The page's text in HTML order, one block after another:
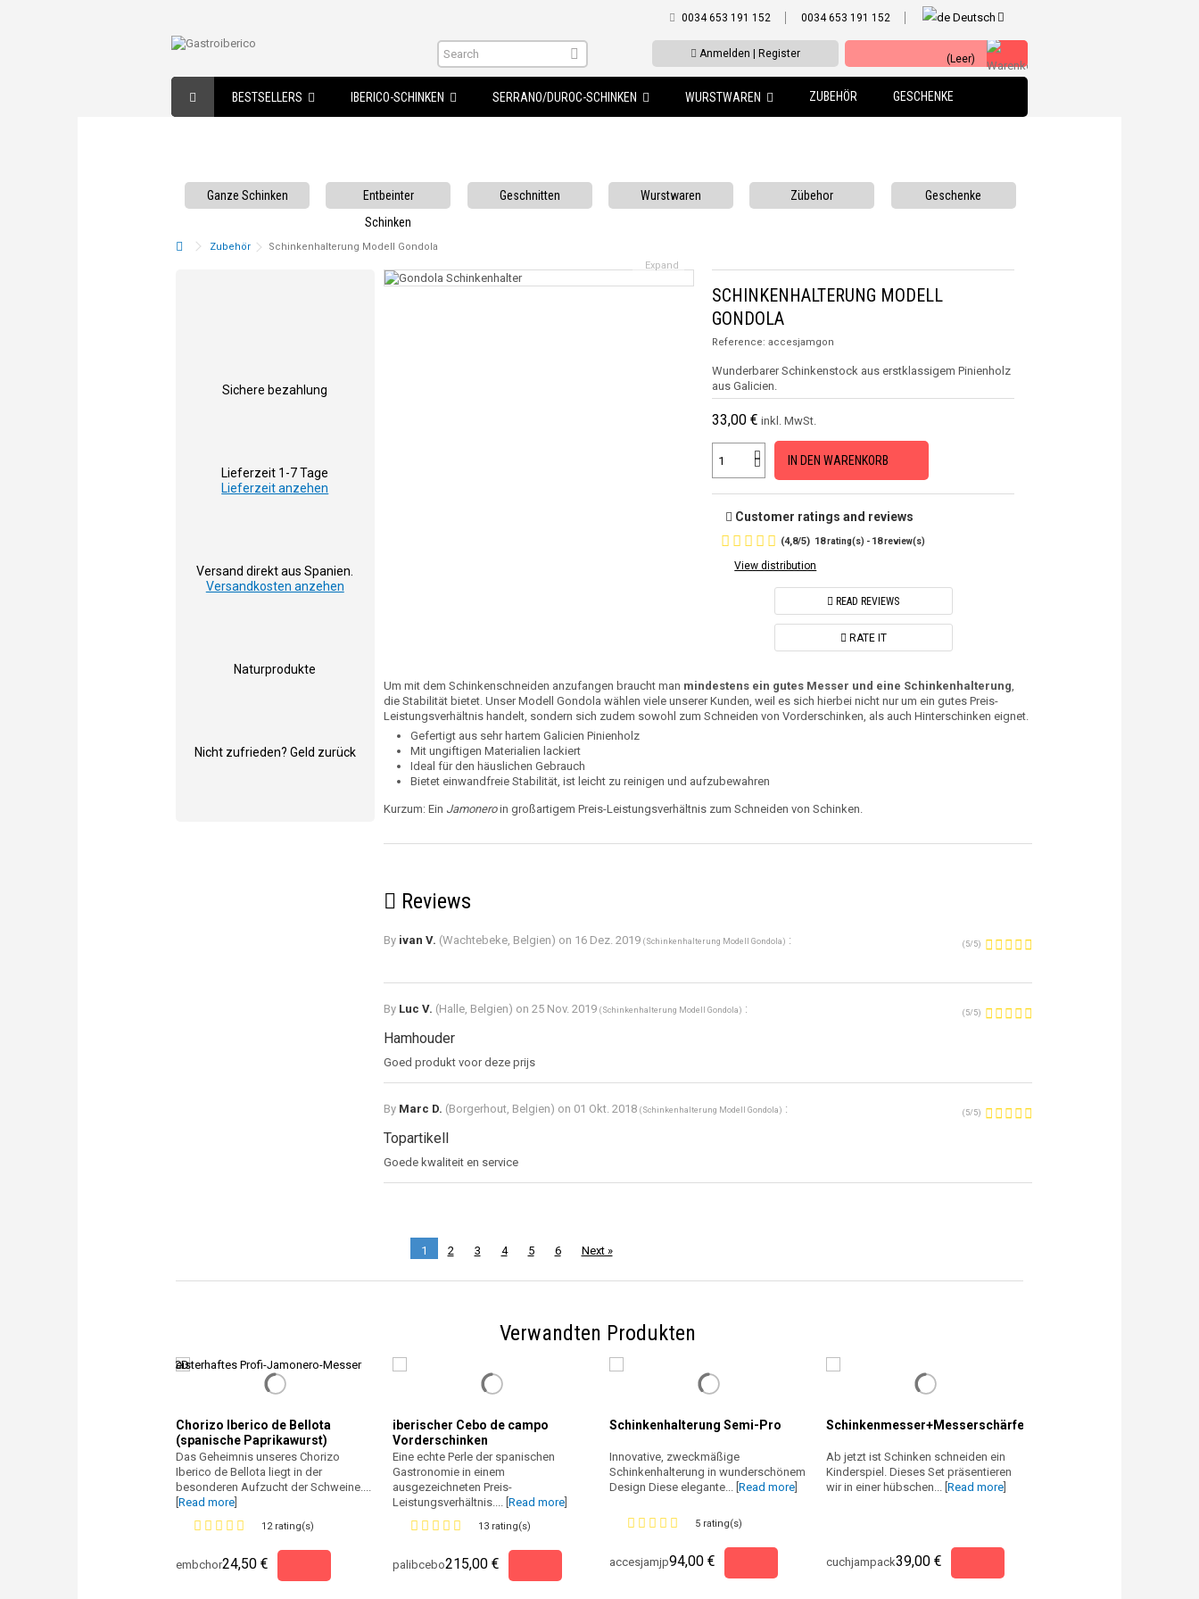
Deutsch
0034 653 191 152 0034 653 191 152
(Leer)
Anmelden | Register
BESTSELLERS IBERICO-SCHINKEN SERRANO/DUROC-SCHINKEN WURSTWAREN ZUBEHÖR GESCHENKE
Ganze Schinken
Entbeinter
Schinken
Geschnitten Wurstwaren Zübehor Geschenke
Zubehör
Schinkenhalterung Modell Gondola
Expand
SCHINKENHALTERUNG MODELL
GONDOLA
Reference: accesjamgon
Wunderbarer Schinkenstock aus erstklassigem Pinienholz
aus Galicien.
33,00 € inkl. MwSt.
IN DEN WARENKORB
Customer ratings and reviews
(4,8/5) 18rating(s) - 18review(s)
View distribution
READ REVIEWS
RATE IT
Um mit dem Schinkenschneiden anzufangen braucht man mindestens ein gutes Messer und eine Schinkenhalterung,
die Stabilität bietet. Unser Modell Gondola wählen viele unserer Kunden, weil es sich hierbei nicht nur um ein gutes Preis-
Leistungsverhältnis handelt, sondern sich zudem sowohl zum Schneiden von Vorderschinken, als auch Hinterschinken eignet.
Gefertigt aus sehr hartem Galicien Pinienholz
Mit ungiftigen Materialien lackiert
Ideal für den häuslichen Gebrauch
Bietet einwandfreie Stabilität, ist leicht zu reinigen und aufzubewahren
Kurzum: Ein Jamoneroin großartigem Preis-Leistungsverhältnis zum Schneiden von Schinken.
Reviews
By ivan V. (Wachtebeke, Belgien) on 16 Dez. 2019 ( Schinkenhalterung Modell Gondola ) : ( 5/5)
By Luc V. (Halle, Belgien) on 25 Nov. 2019 ( Schinkenhalterung Modell Gondola ) : ( 5/5)
Hamhouder
Goed produkt voor deze prijs
By Marc D. (Borgerhout, Belgien) on 01 Okt. 2018 ( Schinkenhalterung Modell Gondola ) : ( 5/5)
TopartikelI
Goede kwaliteit en service
1 2 3 4 5 6 Next »
Sichere bezahlung
Lieferzeit 1-7 Tage
Lieferzeit anzehen
Versand direkt aus Spanien.
Versandkosten anzehen
Naturprodukte
Nicht zufrieden? Geld zurück
Verwandten Produkten
Chorizo Iberico de Bellota
(spanische Paprikawurst)
Das Geheimnis unseres Chorizo
Iberico de Bellota liegt in der
besonderen Aufzucht der Schweine....
Read more
12 rating(s)
embchor24,50 €
iberischer Cebo de campo
Vorderschinken
Eine echte Perle der spanischen
Gastronomie in einem
ausgezeichneten Preis-
Leistungsverhältnis.... [ Read more
13 rating(s)
palibcebo215,00 €
Schinkenhalterung Semi-Pro
Innovative, zweckmäßige
Schinkenhalterung in wunderschönem
Design Diese elegante... [ Read more
5 rating(s)
accesjamjp94,00 €
Schinkenmesser+Messerschärfer
Ab jetzt ist Schinken schneiden ein
Kinderspiel. Dieses Set präsentieren
wir in einer hübschen... [ Read more
cuchjampack39,00 €